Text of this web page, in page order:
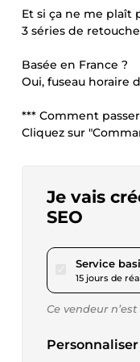
Et si ça ne me plaît
3 séries de
Basée en France ?
Oui, fuseau horaire
*** Comment
Cliquez sur
Je vais
SEO
Service
15 jours de
Ce vendeur